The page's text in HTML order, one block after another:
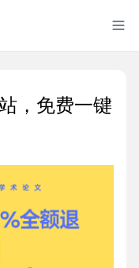
，免费一键